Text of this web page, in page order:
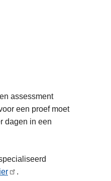
assessment
een proef moet
dagen in een
.